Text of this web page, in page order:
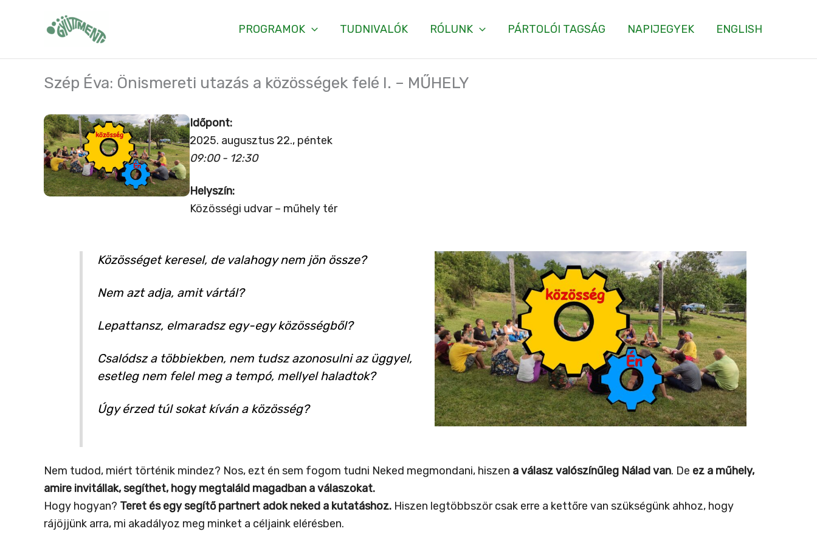
PROGRAMOK TUDNIVALÓK RÓLUNK PÁRTOLÓI TAGSÁG NAPIJEGYEK ENGLISH
Szép Éva: Önismereti utazás a közösségek felé I. – MŰHELY
Időpont:
2025. augusztus 22., péntek
09:00 - 12:30
Helyszín:
Közösségi udvar – műhely tér
Közösséget keresel, de valahogy nem jön össze?
Nem azt adja, amit vártál?
Lepattansz, elmaradsz egy-egy közösségből?
Csalódsz a többiekben, nem tudsz azonosulni az üggyel,
esetleg nem felel meg a tempó, mellyel haladtok?
Úgy érzed túl sokat kíván a közösség?
Nem tudod, miért történik mindez? Nos, ezt én sem fogom tudni Neked megmondani, hiszen a válasz valószínűleg Nálad van. De ez a műhely,
amire invitállak, segíthet, hogy megtaláld magadban a válaszokat.
Hogy hogyan? Teret és egy segítő partnert adok neked a kutatáshoz. Hiszen legtöbbször csak erre a kettőre van szükségünk ahhoz, hogy
rájöjjünk arra, mi akadályoz meg minket a céljaink elérésben.